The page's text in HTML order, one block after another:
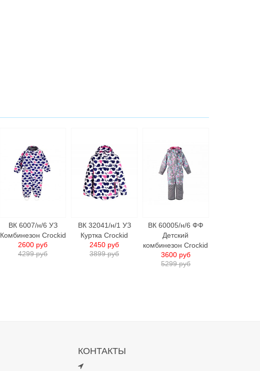
ВК 6007/н/6 УЗ
Комбинезон Crockid
4299 руб
2600 руб
ВК 32041/н/1 УЗ
Куртка Crockid
3899 руб
2450 руб
ВК 60005/н/6 ФФ
Детский
комбинезон Crockid
5299 руб
3600 руб
КОНТАКТЫ